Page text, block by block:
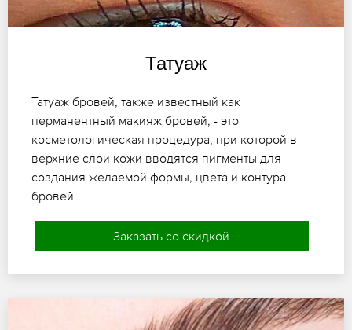
Татуаж
Татуаж бровей, также известный как
перманентный макияж бровей, - это
косметологическая процедура, при которой в
верхние слои кожи вводятся пигменты для
создания желаемой формы, цвета и контура
бровей.
Заказать со скидкой